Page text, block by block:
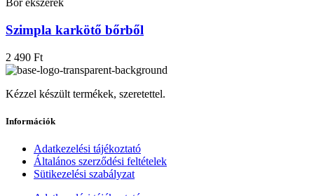
Bőr ékszerek
Szimpla karkötő bőrből
2 490 Ft
Kézzel készült termékek, szeretettel.
Információk
Adatkezelési tájékoztató
Általános szerződési feltételek
Sütikezelési szabályzat